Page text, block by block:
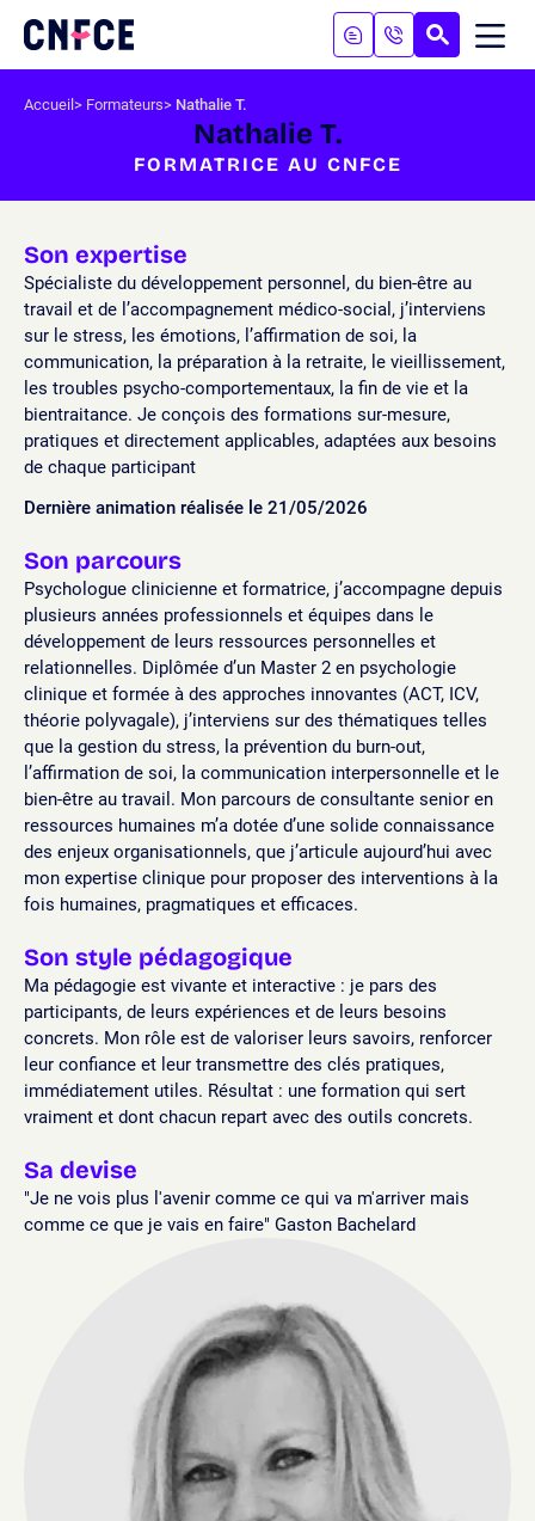
contenu
à
recherche
Logo
site
Accueil Formateurs Nathalie T.
Nathalie T.
FORMATRICE AU CNFCE
Son expertise
Spécialiste du développement personnel, du bien-être au
travail et de l’accompagnement médico-social, j’interviens
sur le stress, les émotions, l’affirmation de soi, la
communication, la préparation à la retraite, le vieillissement,
les troubles psycho-comportementaux, la fin de vie et la
bientraitance. Je conçois des formations sur-mesure,
pratiques et directement applicables, adaptées aux besoins
de chaque participant
Dernière animation réalisée le 21/05/2026
Son parcours
Psychologue clinicienne et formatrice, j’accompagne depuis
plusieurs années professionnels et équipes dans le
développement de leurs ressources personnelles et
relationnelles. Diplômée d’un Master 2 en psychologie
clinique et formée à des approches innovantes (ACT, ICV,
théorie polyvagale), j’interviens sur des thématiques telles
que la gestion du stress, la prévention du burn-out,
l’affirmation de soi, la communication interpersonnelle et le
bien-être au travail. Mon parcours de consultante senior en
ressources humaines m’a dotée d’une solide connaissance
des enjeux organisationnels, que j’articule aujourd’hui avec
mon expertise clinique pour proposer des interventions à la
fois humaines, pragmatiques et efficaces.
Son style pédagogique
Ma pédagogie est vivante et interactive : je pars des
participants, de leurs expériences et de leurs besoins
concrets. Mon rôle est de valoriser leurs savoirs, renforcer
leur confiance et leur transmettre des clés pratiques,
immédiatement utiles. Résultat : une formation qui sert
vraiment et dont chacun repart avec des outils concrets.
Sa devise
"Je ne vois plus l'avenir comme ce qui va m'arriver mais
comme ce que je vais en faire" Gaston Bachelard